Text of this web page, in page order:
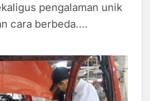
pengalaman unik
cara berbeda….